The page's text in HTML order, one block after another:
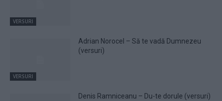
VERSURI
VERSURI
Adrian Norocel – Să te vadă Dumnezeu
(versuri)
Denis Ramniceanu – Du-te dorule (versuri)